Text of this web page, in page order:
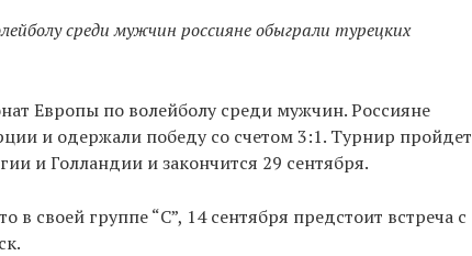
среди мужчин россияне обыграли турецких
Европы по волейболу среди мужчин. Россияне
и одержали победу со счетом 3:1. Турнир пройдет
и Голландии и закончится 29 сентября.
в своей группе “С”, 14 сентября предстоит встреча с